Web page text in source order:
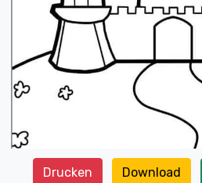
Drucken Download